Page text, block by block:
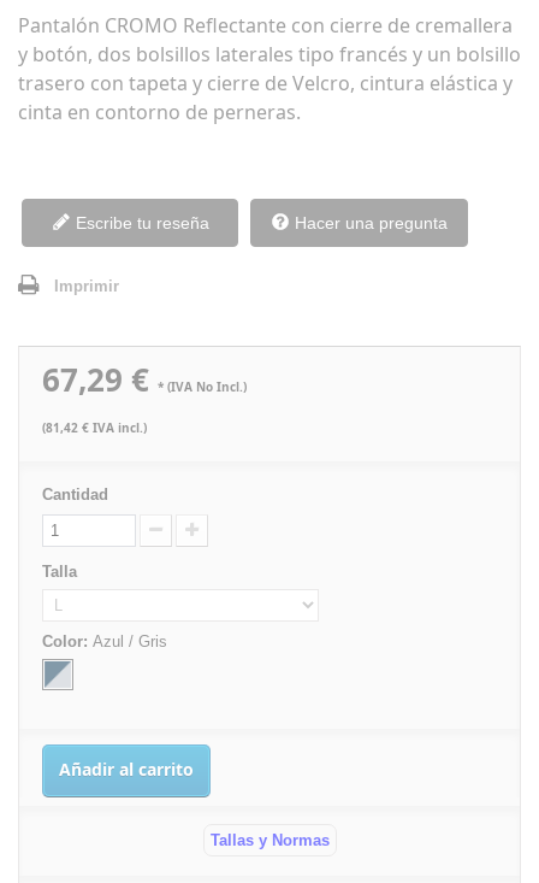
Pantalón CROMO Reflectante con cierre de cremallera
y botón, dos bolsillos laterales tipo francés y un bolsillo
trasero con tapeta y cierre de Velcro, cintura elástica y
cinta en contorno de perneras.
Escribe tu reseña Hacer una pregunta
Imprimir
67,29 € * (IVA No Incl.)
(81,42 € IVA incl.)
Cantidad
Talla
Color: Azul / Gris
Añadir al carrito
Tallas y Normas